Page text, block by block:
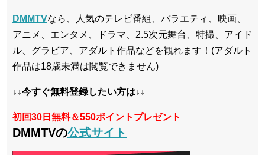
DMMTVなら、人気のテレビ番組、バラエティ、映画、
アニメ、エンタメ、ドラマ、2.5次元舞台、特撮、アイド
ル、グラビア、アダルト作品などを観れます！(アダルト
作品は18歳未満は閲覧できません)
↓↓今すぐ無料登録したい方は↓↓
初回30日無料＆550ポイントプレゼント
DMMTVの公式サイト